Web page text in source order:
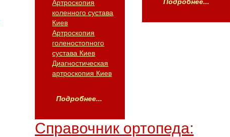
Артроскопия
коленного сустава
Киев
Артроскопия
голеностопного
сустава Киев
Диагностическая
артроскопия Киев
Подробнее...
Справочник ортопеда: